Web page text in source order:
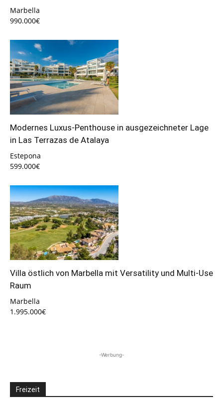
Marbella
990.000€
Modernes Luxus-Penthouse in ausgezeichneter Lage
in Las Terrazas de Atalaya
Estepona
599.000€
Villa östlich von Marbella mit Versatility und Multi-Use
Raum
Marbella
1.995.000€
-Werbung-
Freizeit